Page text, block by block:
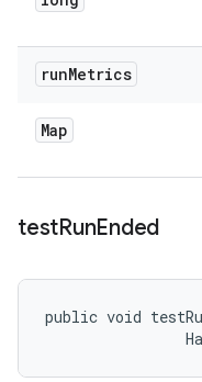
runMetrics
Map
testRunEnded
public void